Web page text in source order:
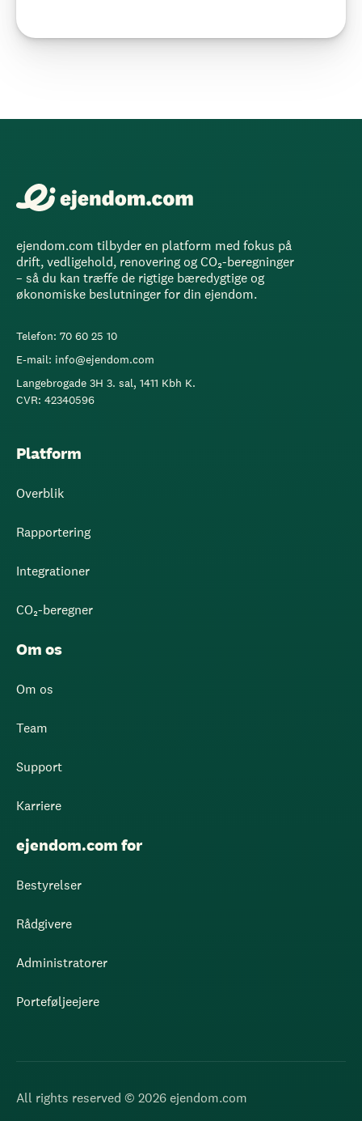
ejendom.com tilbyder en platform med fokus på
drift, vedligehold, renovering og CO₂-beregninger
– så du kan træffe de rigtige bæredygtige og
økonomiske beslutninger for din ejendom.
Telefon: 70 60 25 10
E-mail: info@ejendom.com
Langebrogade 3H 3. sal, 1411 Kbh K.
CVR: 42340596
Platform
Overblik
Rapportering
Integrationer
CO₂-beregner
Om os
Om os
Team
Support
Karriere
ejendom.com for
Bestyrelser
Rådgivere
Administratorer
Porteføljeejere
All rights reserved © 2026 ejendom.com